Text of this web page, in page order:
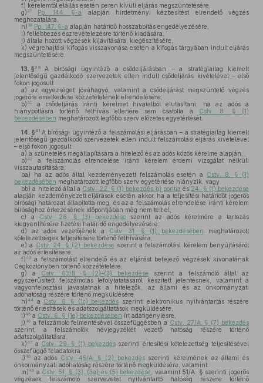
f) kérelemtől elállás esetén peren kívüli eljárás megszüntetésére,
g) 37 Pp. 144. §-a alapján hirdetményi kézbesítést elrendelő végzés
meghozatalára,
h) 38 Pp. 147. §-a alapján határidő hosszabbítás engedélyezésére,
i) fellebbezés észrevételezésre történő kiadására,
j) általa hozott végzések kijavítására, kiegészítésére,
k) végrehajtási kifogás visszavonása esetén a kifogás tárgyában indult eljárás
megszüntetésére.
13. §39
A bírósági ügyintéző a csődeljárásban – a stratégiailag kiemelt
jelentőségű gazdálkodó szervezetek ellen indult csődeljárás kivételével – első
fokon jogosult
a) az egyezséget jóváhagyó, valamint a csődeljárást megszüntető végzés
jogerőre emelkedése közzétételének elrendelésére;
b)40
a csődeljárás iránti kérelmet hivatalból elutasítani, ha az adós a
hiánypótlásra történő felhívás ellenére sem csatolta a Cstv. 8. § (1)
bekezdésében meghatározott legfőbb szerv előzetes egyetértését.
14. §41 A bírósági ügyintéző a felszámolási eljárásban – a stratégiailag kiemelt
jelentőségű gazdálkodó szervezetek ellen indult felszámolási eljárás kivételével
– első fokon jogosult
a) a szünetelés megállapítására a hitelező és az adós közös kérelme alapján;
b)42
a felszámolás elrendelése iránti kérelem érdemi vizsgálat nélküli
visszautasítására,
ba) ha az adós által kezdeményezett felszámolás esetén a Cstv. 8. § (1)
bekezdésében meghatározott legfőbb szerv egyetértése hiányzik, vagy
bb) a hitelező által a Cstv. 22. § (1) bekezdés b) pontja és 24. § (1) bekezdése
alapján kezdeményezett eljárások esetén akkor, ha a teljesítési határidőt jogerős
bírósági határozat állapította meg, és az a felszámolás elrendelése iránti kérelem
bírósághoz érkezésének időpontjában még nem telt el;
c) a Cstv. 26. § (3) bekezdése szerint az adós kérelmére a tartozás
kiegyenlítésére fizetési határidő engedélyezésére;
d) az adós vezetőjének a Cstv. 31. § (1) bekezdésében meghatározott
kötelezettségek teljesítésére történő felhívására;
e) a Cstv. 24. § (2) bekezdése szerint a felszámolási kérelem benyújtásáról
az adós értesítésére;
f)43 a felszámolást elrendelő és az eljárást befejező végzések kivonatának
Cégközlönyben történő közzétételére;
g) a Cstv. 63/B. § (2)–(3) bekezdése szerint a felszámoló által az
egyszerűsített felszámolás lefolytatatásáról készített jelentésnek, valamint a
vagyonfelosztási javaslatnak a hitelezők, az állami és az önkormányzati
adóhatóság részére történő megküldésére
h)44 a Cstv. 6. § (1c) bekezdés szerinti elektronikus nyilvántartás részére
történő értesítések és adatszolgáltatások megküldésére,
i)45 a Cstv. 6. § (1e) bekezdésében írt adatigénylésre,
j)46 a felszámoló felmentésével összefüggésben a Cstv. 27/A. § (7) bekezdés
szerint, a felszámolók névjegyzékét vezető hatóság részére történő
adatszolgáltatásra,
k)47 a Cstv. 29. § (1) bekezdésszerinti értesítési kötelezettség teljesítésével
összefüggő feladatokra,
l)48 az adós Cstv. 45/A. § (2) bekezdésszerinti kérelmének az állami és
önkormányzati adóhatóság részére történő megküldésére, valamint
m)49 a Cstv. 51. § (3), (3a) és (5) bekezdése
, valamint 51/A. § szerinti jogerős
végzések felszámoló szervezetet nyilvántartó hatóság részére történő